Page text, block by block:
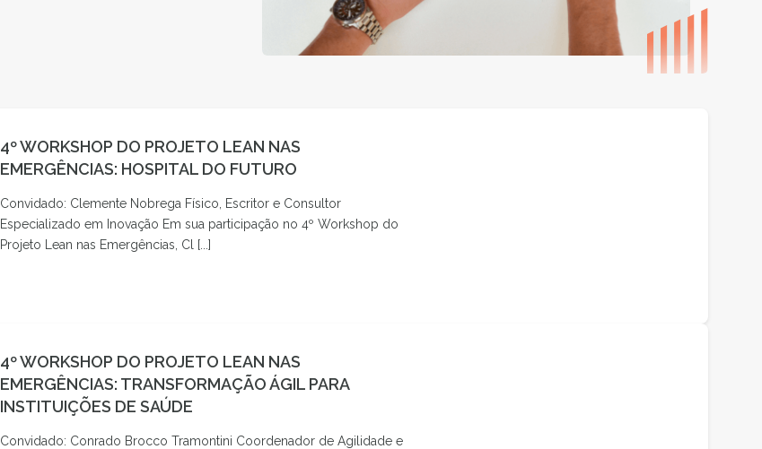
4º WORKSHOP DO PROJETO LEAN NAS
EMERGÊNCIAS: HOSPITAL DO FUTURO
Convidado: Clemente Nobrega Físico, Escritor e Consultor
Especializado em Inovação Em sua participação no 4º Workshop do
Projeto Lean nas Emergências, Cl [...]
4º WORKSHOP DO PROJETO LEAN NAS
EMERGÊNCIAS: TRANSFORMAÇÃO ÁGIL PARA
INSTITUIÇÕES DE SAÚDE
Convidado: Conrado Brocco Tramontini Coordenador de Agilidade e